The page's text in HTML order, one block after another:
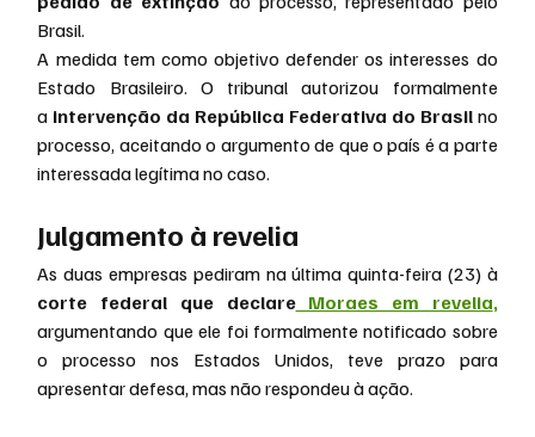
Brasil.
A medida tem como objetivo defender os interesses do
Estado Brasileiro. O tribunal autorizou formalmente
a intervenção da República Federativa do Brasil no
processo, aceitando o argumento de que o país é a parte
interessada legítima no caso.
Julgamento à revelia
As duas empresas pediram na última quinta-feira (23) à
corte federal que declare Moraes em revelia,
argumentando que ele foi formalmente notificado sobre
o processo nos Estados Unidos, teve prazo para
apresentar defesa, mas não respondeu à ação.